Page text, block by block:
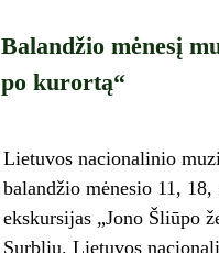
Balandžio mėnesį
po kurortą“
Lietuvos nacionalinio
balandžio mėnesio 11,
ekskursijas „Jono Šliūpo
Surbliu. Lietuvos